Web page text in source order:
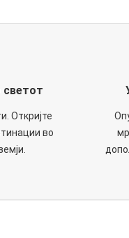
светот
Откријте
во